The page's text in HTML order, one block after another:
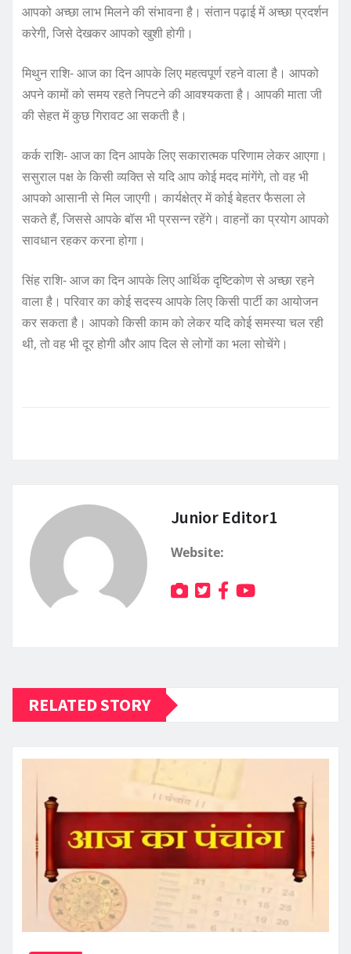
आपको अच्छा लाभ मिलने की संभावना है। संतान पढ़ाई में अच्छा प्रदर्शन
करेगी, जिसे देखकर आपको खुशी होगी।
मिथुन राशि- आज का दिन आपके लिए महत्वपूर्ण रहने वाला है। आपको
अपने कामों को समय रहते निपटने की आवश्यकता है। आपकी माता जी
की सेहत में कुछ गिरावट आ सकती है।
कर्क राशि- आज का दिन आपके लिए सकारात्मक परिणाम लेकर आएगा।
ससुराल पक्ष के किसी व्यक्ति से यदि आप कोई मदद मांगेंगे, तो वह भी
आपको आसानी से मिल जाएगी। कार्यक्षेत्र में कोई बेहतर फैसला ले
सकते हैं, जिससे आपके बॉस भी प्रसन्न रहेंगे। वाहनों का प्रयोग आपको
सावधान रहकर करना होगा।
सिंह राशि- आज का दिन आपके लिए आर्थिक दृष्टिकोण से अच्छा रहने
वाला है। परिवार का कोई सदस्य आपके लिए किसी पार्टी का आयोजन
कर सकता है। आपको किसी काम को लेकर यदि कोई समस्या चल रही
थी, तो वह भी दूर होगी और आप दिल से लोगों का भला सोचेंगे।
Junior Editor1
Website:
RELATED STORY